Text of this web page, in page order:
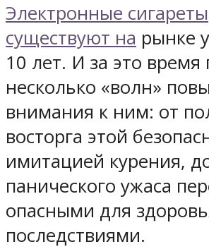
Электронные сигареты
существуют на рынке
10 лет. И за это
несколько «волн»
внимания к ним: от
восторга этой
имитацией курения,
панического ужаса
опасными для
последствиями.